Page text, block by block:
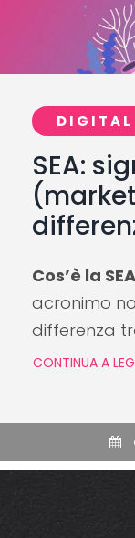
DIGITAL
SEA:
Cos’è la SEA
acronimo
differenza tra
CONTINUA A